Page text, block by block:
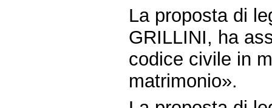
La proposta di
GRILLINI, ha
codice civile in
matrimonio».